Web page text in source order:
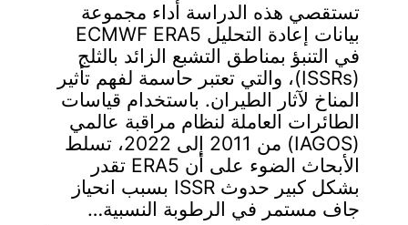
تستقصي هذه الدراسة أداء مجموعة
بيانات إعادة التحليل ECMWF ERA5
في التنبؤ بمناطق التشبع الزائد بالثلج
(ISSRs)، والتي تعتبر حاسمة لفهم تأثير
المناخ لآثار الطيران. باستخدام قياسات
الطائرات العاملة لنظام مراقبة عالمي
(IAGOS) من 2011 إلى 2022، تسلط
الأبحاث الضوء على أن ERA5 تقدر
بشكل كبير حدوث ISSR بسبب انحياز
جاف مستمر في الرطوبة النسبية…